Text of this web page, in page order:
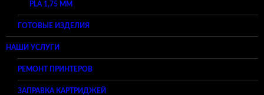
PLA 1,75 ММ
ГОТОВЫЕ ИЗДЕЛИЯ
НАШИ УСЛУГИ
РЕМОНТ ПРИНТЕРОВ
ЗАПРАВКА КАРТРИДЖЕЙ